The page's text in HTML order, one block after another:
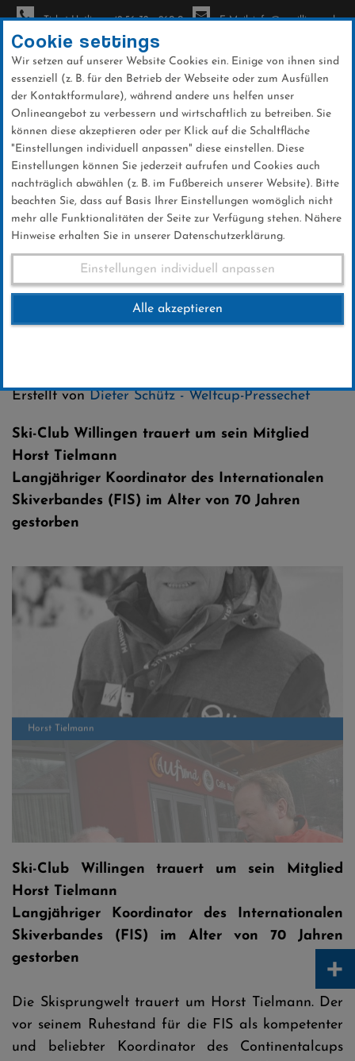
Direkt
zum
Inhalt
Ticket-Hotline: +49 56 32 - 960-0 E-Mail: info@sc-willingen.de
News
SCW-Mitglied Horst Tielmann
verstorben
Erstellt vonDieter Schütz - Weltcup-Pressechef
Ski-Club Willingen trauert um sein Mitglied
Horst Tielmann
Langjähriger Koordinator des Internationalen
Skiverbandes (FIS) im Alter von 70 Jahren
gestorben
Horst Tielmann
Horst Tielmann - Volkmar Hirsch © Jan-Simon Schäfer
Ski-Club Willingen trauert um sein Mitglied
Horst Tielmann
Langjähriger Koordinator des Internationalen
Skiverbandes (FIS) im Alter von 70 Jahren
gestorben
Die Skisprungwelt trauert um Horst Tielmann. Der
vor seinem Ruhestand für die FIS als kompetenter
und beliebter Koordinator des Continentalcups
Cookie settings
Wir setzen auf unserer Website Cookies ein. Einige von ihnen sind
essenziell (z. B. für den Betrieb der Webseite oder zum Ausfüllen
der Kontaktformulare), während andere uns helfen unser
Onlineangebot zu verbessern und wirtschaftlich zu betreiben. Sie
können diese akzeptieren oder per Klick auf die Schaltfläche
"Einstellungen individuell anpassen" diese einstellen. Diese
Einstellungen können Sie jederzeit aufrufen und Cookies auch
nachträglich abwählen (z. B. im Fußbereich unserer Website). Bitte
beachten Sie, dass auf Basis Ihrer Einstellungen womöglich nicht
mehr alle Funktionalitäten der Seite zur Verfügung stehen. Nähere
Hinweise erhalten Sie in unserer Datenschutzerklärung.
Einstellungen individuell anpassen
Alle akzeptieren
+